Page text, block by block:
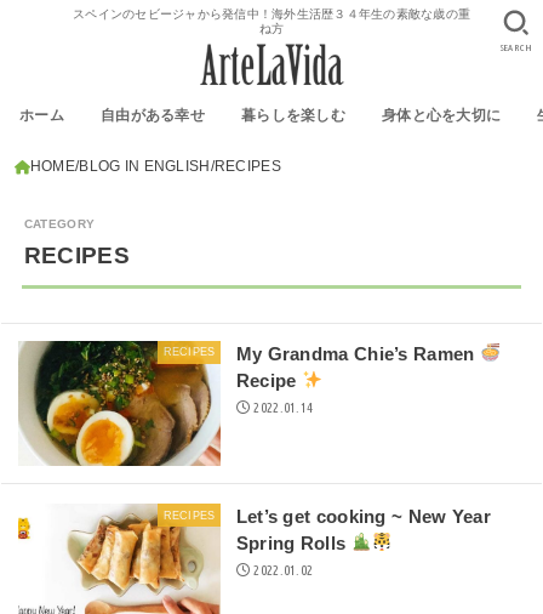
スペインのセビージャから発信中！海外生活歴３４年生の素敵な歳の重
ね方
ホーム 自由がある幸せ 暮らしを楽しむ 身体と心を大切に
SEARCH
HOME BLOG IN ENGLISH RECIPES
RECIPES
RECIPES
My Grandma Chie’s Ramen
Recipe
2022.01.14
RECIPES
Let’s get cooking ~ New Year
Spring Rolls
2022.01.02